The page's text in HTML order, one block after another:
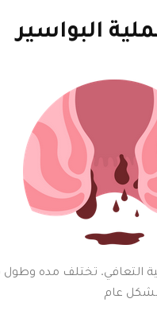
البواسير
التعافي. تختلف مده وطول
بشكل عام